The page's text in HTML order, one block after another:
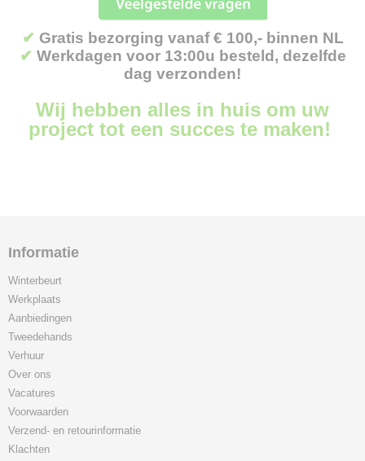
✔ Gratis bezorging vanaf € 100,- binnen NL
✔ Werkdagen voor 13:00u besteld, dezelfde
dag verzonden!
Wij hebben alles in huis om uw
project tot een succes te maken!
Informatie
Winterbeurt
Werkplaats
Aanbiedingen
Tweedehands
Verhuur
Over ons
Vacatures
Voorwaarden
Verzend- en retourinformatie
Klachten